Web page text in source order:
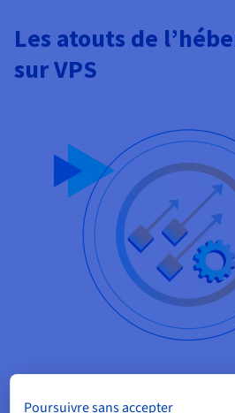
Les atouts de
sur VPS
Poursuivre sans accepter